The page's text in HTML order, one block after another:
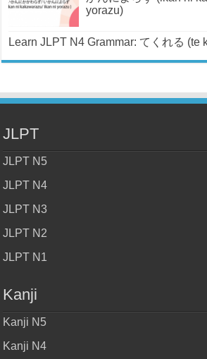
yorazu)
Learn JLPT N4 Grammar: てくれる (te
JLPT
JLPT N5
JLPT N4
JLPT N3
JLPT N2
JLPT N1
Kanji
Kanji N5
Kanji N4